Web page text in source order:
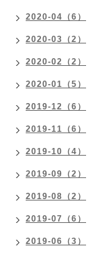
2020-04（6）
2020-03（2）
2020-02（2）
2020-01（5）
2019-12（6）
2019-11（6）
2019-10（4）
2019-09（2）
2019-08（2）
2019-07（6）
2019-06（3）